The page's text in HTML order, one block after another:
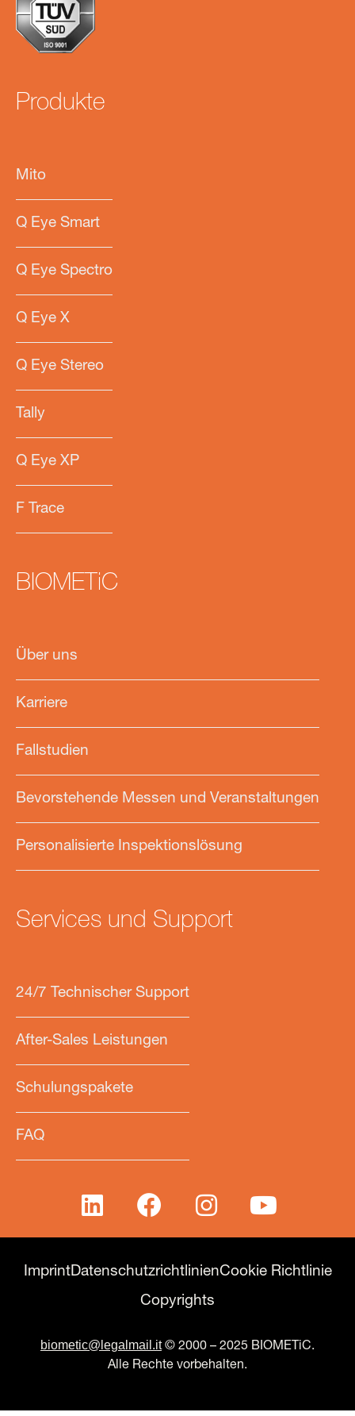
Produkte
Mito
Q Eye Smart
Q Eye Spectro
Q Eye X
Q Eye Stereo
Tally
Q Eye XP
F Trace
BIOMETiC
Über uns
Karriere
Fallstudien
Bevorstehende Messen und Veranstaltungen
Personalisierte Inspektionslösung
Services und Support
24/7 Technischer Support
After-Sales Leistungen
Schulungspakete
FAQ
ImprintDatenschutzrichtlinienCookie Richtlinie
Copyrights
biometic@legalmail.it© 2000 – 2025 BIOMETiC.
Alle Rechte vorbehalten.